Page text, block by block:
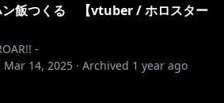
ン飯つくる 【vtuber / ホロスター
-
Mar 14, 2025 · Archived 1 year ago